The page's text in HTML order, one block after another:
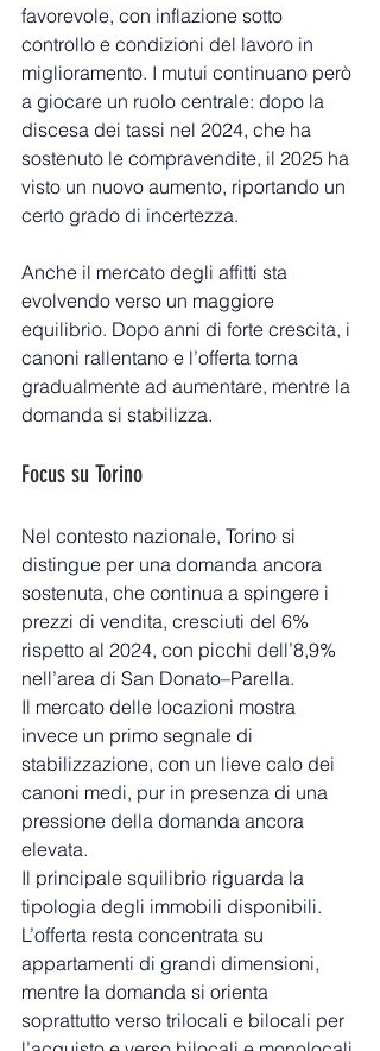
favorevole, con inflazione sotto
controllo e condizioni del lavoro in
miglioramento. I mutui continuano però
a giocare un ruolo centrale: dopo la
discesa dei tassi nel 2024, che ha
sostenuto le compravendite, il 2025 ha
visto un nuovo aumento, riportando un
certo grado di incertezza.
Anche il mercato degli affitti sta
evolvendo verso un maggiore
equilibrio. Dopo anni di forte crescita, i
canoni rallentano e l’offerta torna
gradualmente ad aumentare, mentre la
domanda si stabilizza.
Focus su Torino
Nel contesto nazionale, Torino si
distingue per una domanda ancora
sostenuta, che continua a spingere i
prezzi di vendita, cresciuti del 6%
rispetto al 2024, con picchi dell’8,9%
nell’area di San Donato–Parella.
Il mercato delle locazioni mostra
invece un primo segnale di
stabilizzazione, con un lieve calo dei
canoni medi, pur in presenza di una
pressione della domanda ancora
elevata.
Il principale squilibrio riguarda la
tipologia degli immobili disponibili.
L’offerta resta concentrata su
appartamenti di grandi dimensioni,
mentre la domanda si orienta
soprattutto verso trilocali e bilocali per